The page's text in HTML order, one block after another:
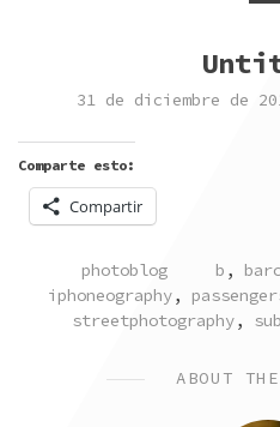
31 de diciembre de
Comparte esto:
Compartir
POSTED
IN
photoblog TAGGED
b ,
iphoneography,
streetphotography,
ABOUT